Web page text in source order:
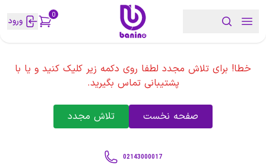
0 ورود
خطا! برای تلاش مجدد لطفا روی دکمه زیر کلیک کنید و یا با
پشتیبانی تماس بگیرید.
صفحه نخست تلاش مجدد
02143000017